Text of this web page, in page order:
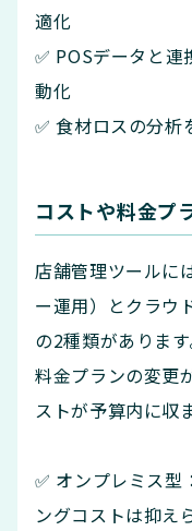
適化
✅ POSデータと
動化
✅ 食材ロスの分析
コストや料金プ
店舗管理ツールに
ー運用）とクラウ
の2種類がありま
料金プランの変更
ストが予算内に収
✅ オンプレミス型
ングコストは抑え